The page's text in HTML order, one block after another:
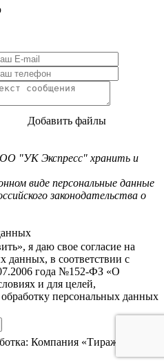
Добавить файлы
"УК Экспресс" хранить и
виде персональные данные
законодательства о
я даю свое согласие на
данных, в соответствии с
года №152-ФЗ «О
и для целей,
персональных данных
Компания «Тиражные